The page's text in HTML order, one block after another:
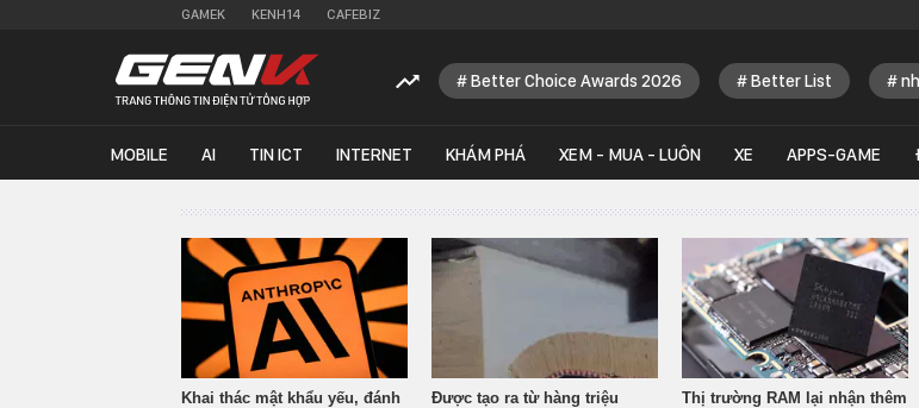
GAMEK KENH14 CAFEBIZ
Better Choice Awards 2026 Better List
MOBILE AI TIN ICT INTERNET KHÁM PHÁ XEM - MUA - LUÔN XE APPS-GAME
Khai thác mật khẩu yếu, đánh
Được tạo ra từ hàng triệu
Thị trường RAM lại nhận thêm